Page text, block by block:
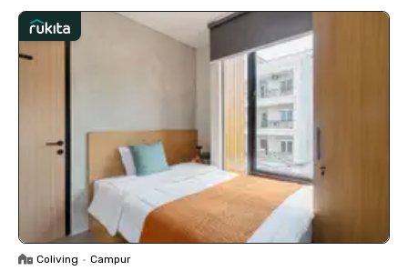
Coliving • Campur